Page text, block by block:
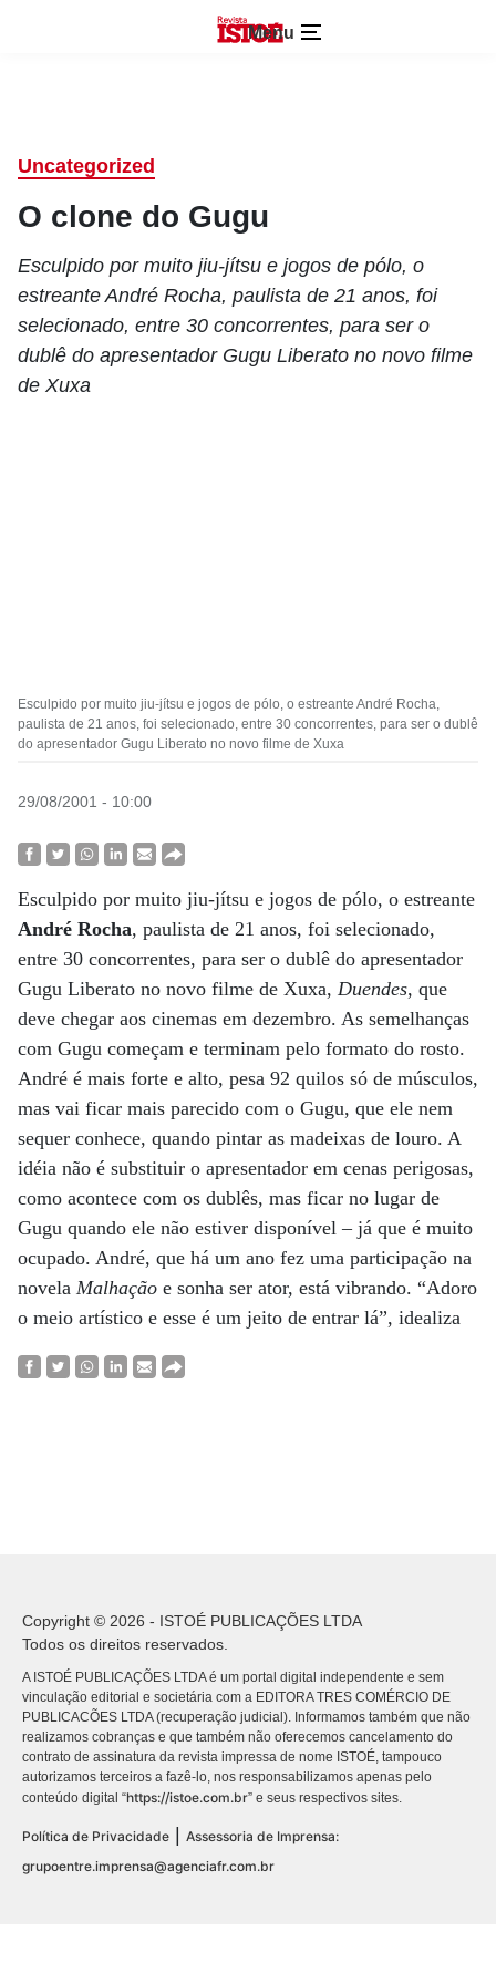
Menu
Uncategorized
O clone do Gugu
Esculpido por muito jiu-jítsu e jogos de pólo, o
estreante André Rocha, paulista de 21 anos, foi
selecionado, entre 30 concorrentes, para ser o
dublê do apresentador Gugu Liberato no novo filme
de Xuxa
Esculpido por muito jiu-jítsu e jogos de pólo, o estreante André Rocha,
paulista de 21 anos, foi selecionado, entre 30 concorrentes, para ser o dublê
do apresentador Gugu Liberato no novo filme de Xuxa
29/08/2001 - 10:00
Esculpido por muito jiu-jítsu e jogos de pólo, o estreante
André Rocha, paulista de 21 anos, foi selecionado,
entre 30 concorrentes, para ser o dublê do apresentador
Gugu Liberato no novo filme de Xuxa, Duendes, que
deve chegar aos cinemas em dezembro. As semelhanças
com Gugu começam e terminam pelo formato do rosto.
André é mais forte e alto, pesa 92 quilos só de músculos,
mas vai ficar mais parecido com o Gugu, que ele nem
sequer conhece, quando pintar as madeixas de louro. A
idéia não é substituir o apresentador em cenas perigosas,
como acontece com os dublês, mas ficar no lugar de
Gugu quando ele não estiver disponível – já que é muito
ocupado. André, que há um ano fez uma participação na
novela Malhação e sonha ser ator, está vibrando. “Adoro
o meio artístico e esse é um jeito de entrar lá”, idealiza
Copyright © 2026 - ISTOÉ PUBLICAÇÕES LTDA
Todos os direitos reservados.
A ISTOÉ PUBLICAÇÕES LTDA é um portal digital independente e sem
vinculação editorial e societária com a EDITORA TRES COMÉRCIO DE
PUBLICACÕES LTDA (recuperação judicial). Informamos também que não
realizamos cobranças e que também não oferecemos cancelamento do
contrato de assinatura da revista impressa de nome ISTOÉ, tampouco
autorizamos terceiros a fazê-lo, nos responsabilizamos apenas pelo
conteúdo digital “https://istoe.com.br” e seus respectivos sites.
Política de Privacidade
Assessoria de Imprensa:
grupoentre.imprensa@agenciafr.com.br